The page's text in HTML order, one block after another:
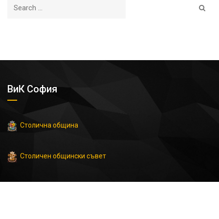
ВиК София
Столична община
Столичен общински съвет